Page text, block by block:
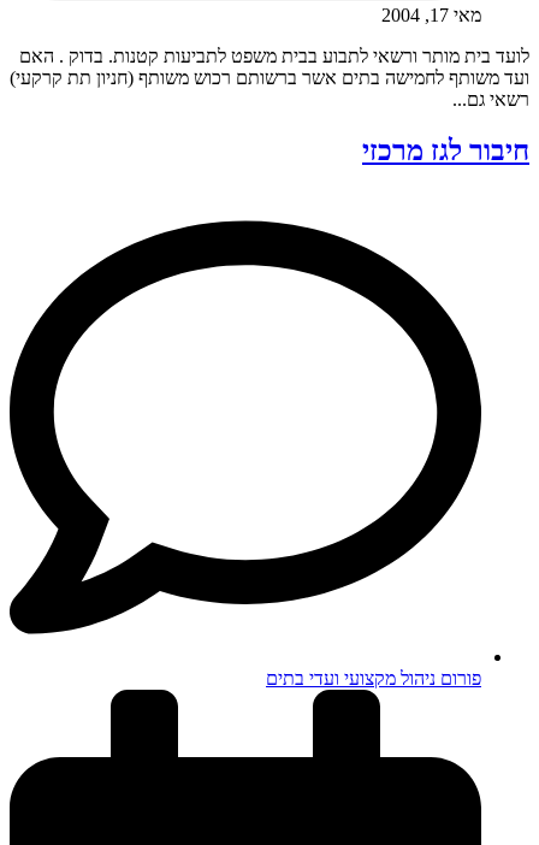
מאי 17, 2004
לועד בית מותר ורשאי לתבוע בבית משפט לתביעות קטנות. בדוק . האם
ועד משותף לחמישה בתים אשר ברשותם רכוש משותף (חניון תת קרקעי)
רשאי גם...
חיבור לגז מרכזי
פורום ניהול מקצועי ועדי בתים